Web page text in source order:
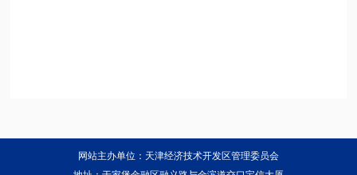
网站主办单位：天津经济技术开发区管理委员会